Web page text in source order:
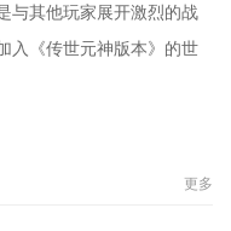
与其他玩家展开激烈的战
入《传世元神版本》的世
更多